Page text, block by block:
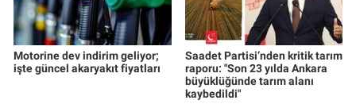
Motorine dev indirim geliyor;
işte güncel akaryakıt fiyatları
Saadet Partisi’nden kritik tarım
raporu: "Son 23 yılda Ankara
büyüklüğünde tarım alanı
kaybedildi"